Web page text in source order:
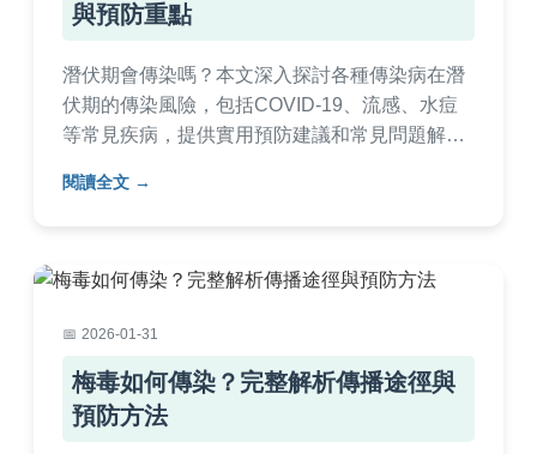
與預防重點
潛伏期會傳染嗎？本文深入探討各種傳染病在潛
伏期的傳染風險，包括COVID-19、流感、水痘
等常見疾病，提供實用預防建議和常見問題解
例，幫助您保護自己和家人健康。內容基於醫學
閱讀全文
2026-01-31
梅毒如何傳染？完整解析傳播途徑與
預防方法